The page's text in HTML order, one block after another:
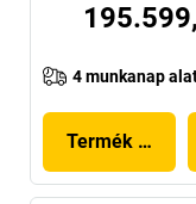
4 munkanap
Termék